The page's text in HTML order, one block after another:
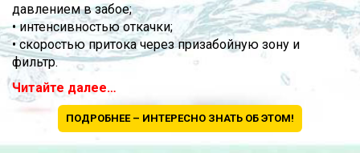
давлением в забое;
• интенсивностью откачки;
• скоростью притока через призабойную зону и
фильтр.
Читайте далее…
ПОДРОБНЕЕ – ИНТЕРЕСНО ЗНАТЬ ОБ ЭТОМ!